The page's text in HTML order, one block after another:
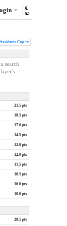
idents Cup
search
21.5 pts
18.5 pts
17.0 pts
14.5 pts
12.0 pts
12.0 pts
11.5 pts
10.5 pts
10.0 pts
10.0 pts
28.5 pts